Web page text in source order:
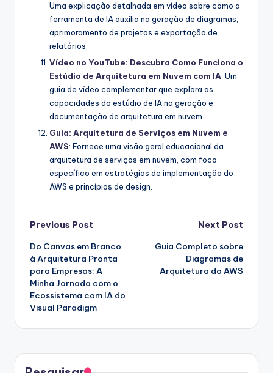
Uma explicação detalhada em vídeo sobre como a
ferramenta de IA auxilia na geração de diagramas,
aprimoramento de projetos e exportação de
relatórios.
Vídeo no YouTube: Descubra Como Funciona o
Estúdio de Arquitetura em Nuvem com IA: Um
guia de vídeo complementar que explora as
capacidades do estúdio de IA na geração e
documentação de arquitetura em nuvem.
Guia: Arquitetura de Serviços em Nuvem e
AWS: Fornece uma visão geral educacional da
arquitetura de serviços em nuvem, com foco
específico em estratégias de implementação do
AWS e princípios de design.
Post
navigation
Previous Post
Do Canvas em Branco
à Arquitetura Pronta
para Empresas: A
Minha Jornada com o
Ecossistema com IA do
Visual Paradigm
Next Post
Guia Completo sobre
Diagramas de
Arquitetura do AWS